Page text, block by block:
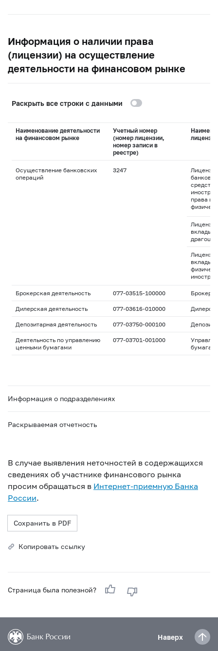
Информация о наличии права
(лицензии) на осуществление
деятельности на финансовом рынке
Раскрыть все строки с данными
Наименование деятельности
на финансовом рынке
Учетный номер
(номер лицензии,
номер записи в
реестре)
лицензии
Осуществление банковских
операций
3247
права
вклады
вклады
Брокерская деятельность 077-03515-100000
Дилерская деятельность 077-03616-010000
Депозитарная деятельность 077-03750-000100
Деятельность по управлению
ценными бумагами
077-03701-001000
Информация о подразделениях
Раскрываемая отчетность
В случае выявления неточностей в содержащихся
сведениях об участнике финансового рынка
просим обращаться в Интернет-приемную Банка
России.
Сохранить в PDF
Копировать ссылку
Страница была полезной?
Наверх